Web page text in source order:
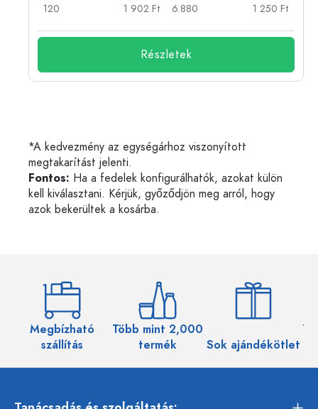
120
1 902 Ft
6.880
1 250 Ft
Részletek
*A kedvezmény az egységárhoz viszonyított
megtakarítást jelenti.
Fontos: Ha a fedelek konfigurálhatók, azokat külön
kell kiválasztani. Kérjük, győződjön meg arról, hogy
azok bekerültek a kosárba.
Megbízható
szállítás
Több mint 2,000
termék
Sok ajándékötlet